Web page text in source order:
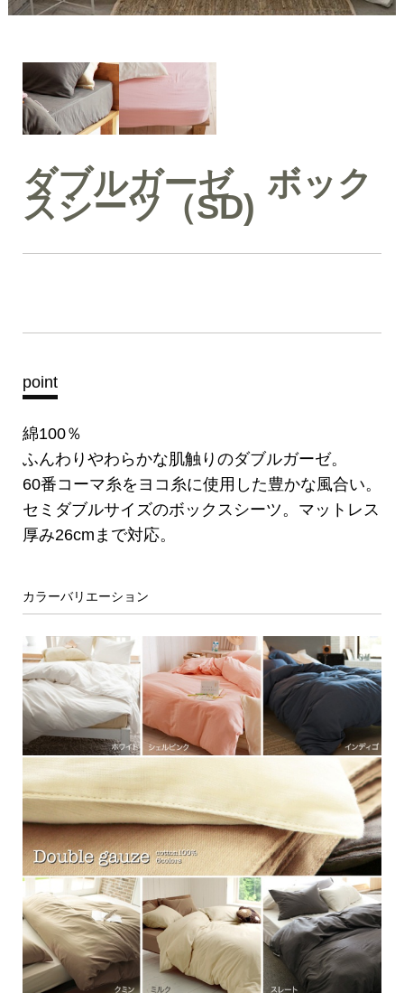
ダブルガーゼ ボック
スシーツ（SD)
point
綿100％
ふんわりやわらかな肌触りのダブルガーゼ。
60番コーマ糸をヨコ糸に使用した豊かな風合い。
セミダブルサイズのボックスシーツ。マットレス
厚み26cmまで対応。
カラーバリエーション